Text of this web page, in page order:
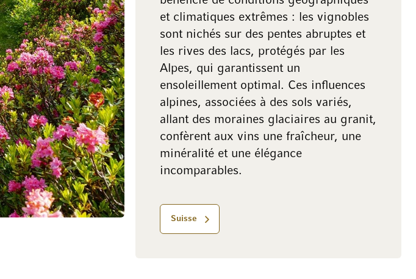
et climatiques extrêmes : les vignobles
sont nichés sur des pentes abruptes et
les rives des lacs, protégés par les
Alpes, qui garantissent un
ensoleillement optimal. Ces influences
alpines, associées à des sols variés,
allant des moraines glaciaires au granit,
confèrent aux vins une fraîcheur, une
minéralité et une élégance
incomparables.
Suisse